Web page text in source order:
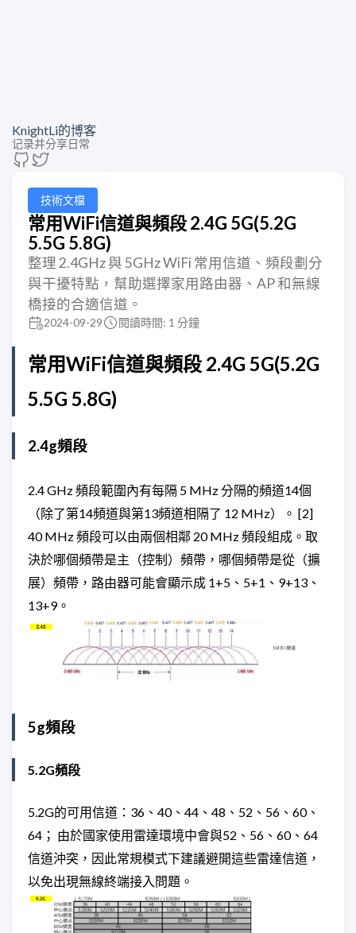
KnightLi的博客
记录并分享日常
技術文檔
常用WiFi信道與頻段 2.4G 5G(5.2G
5.5G 5.8G)
整理 2.4GHz 與 5GHz WiFi 常用信道、頻段劃分
與干擾特點，幫助選擇家用路由器、AP 和無線
橋接的合適信道。
2024-09-29 閱讀時間: 1 分鐘
常用WiFi信道與頻段 2.4G 5G(5.2G
5.5G 5.8G)
2.4g頻段
2.4 GHz 頻段範圍內有每隔 5 MHz 分隔的頻道14個
（除了第14頻道與第13頻道相隔了 12 MHz）。 [2]
40 MHz 頻段可以由兩個相鄰 20 MHz 頻段組成。取
決於哪個頻帶是主（控制）頻帶，哪個頻帶是從（擴
展）頻帶，路由器可能會顯示成 1+5、5+1、9+13、
13+9。
5g頻段
5.2G頻段
5.2G的可用信道：36、40、44、48、52、56、60、
64； 由於國家使用雷達環境中會與52、56、60、64
信道沖突，因此常規模式下建議避開這些雷達信道，
以免出現無線終端接入問題。